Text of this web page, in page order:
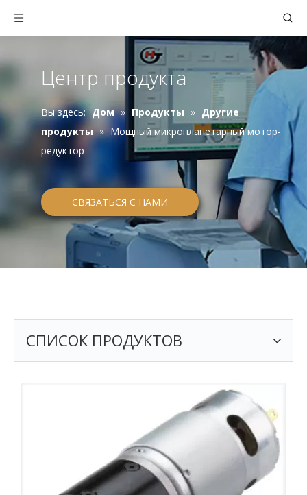
Центр продукта
Вы здесь: Дом » Продукты » Другие
продукты » Мощный микропланетарный мотор-
редуктор
СВЯЗАТЬСЯ С НАМИ
СПИСОК ПРОДУКТОВ